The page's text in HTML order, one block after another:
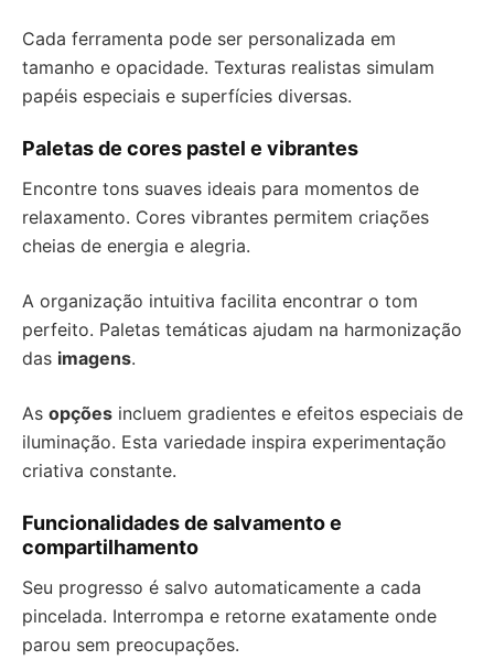
Cada ferramenta pode ser personalizada em
tamanho e opacidade. Texturas realistas simulam
papéis especiais e superfícies diversas.
Paletas de cores pastel e vibrantes
Encontre tons suaves ideais para momentos de
relaxamento. Cores vibrantes permitem criações
cheias de energia e alegria.
A organização intuitiva facilita encontrar o tom
perfeito. Paletas temáticas ajudam na harmonização
das imagens.
As opções incluem gradientes e efeitos especiais de
iluminação. Esta variedade inspira experimentação
criativa constante.
Funcionalidades de salvamento e
compartilhamento
Seu progresso é salvo automaticamente a cada
pincelada. Interrompa e retorne exatamente onde
parou sem preocupações.